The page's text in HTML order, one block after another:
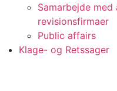
Samarbejde
revisionsfirmaer
Public affairs
Klage- og Retssager